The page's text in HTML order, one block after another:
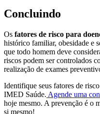
Concluindo
Os fatores de risco para
histórico familiar, obesidade e
que todo homem deve
riscos podem ser controlados
realização de exames
Identifique seus fatores de
IMED Saúde. Agende uma
hoje mesmo. A prevenção é o
si mesmo!